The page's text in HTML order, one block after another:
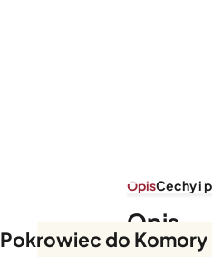
Pokrowiec do Komory
OpisCechy i
Opis
Pokrowiec